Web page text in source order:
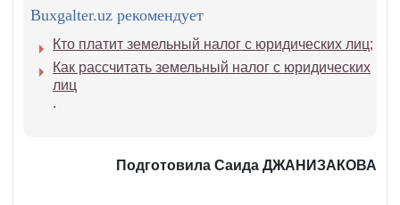
Buxgalter.uz рекомендует
Кто платит земельный налог с юридических лиц;
Как рассчитать земельный налог с юридических
лиц
.
Подготовила Саида ДЖАНИЗАКОВА